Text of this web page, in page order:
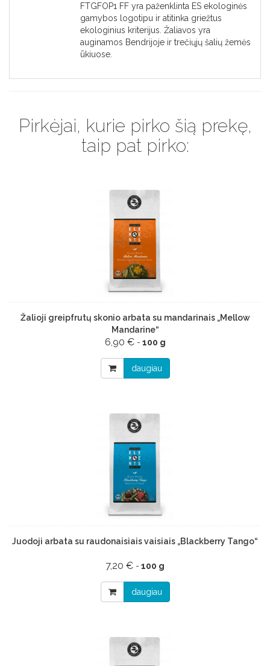
FTGFOP1 FF yra paženklinta ES ekologinės
gamybos logotipu ir atitinka griežtus
ekologinius kriterijus. Žaliavos yra
auginamos Bendrijoje ir trečiųjų šalių žemės
ūkiuose.
Pirkėjai, kurie pirko šią prekę,
taip pat pirko:
Žalioji greipfrutų skonio arbata su mandarinais „Mellow
Mandarine“
6,90 € - 100 g
daugiau
Juodoji arbata su raudonaisiais vaisiais „Blackberry Tango“
7,20 € - 100 g
daugiau